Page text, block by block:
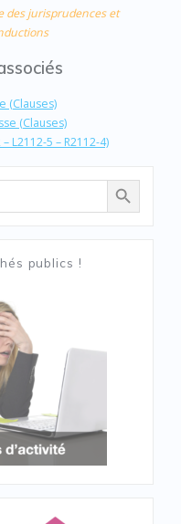
des jurisprudences et
(Clauses)
(Clauses)
L2112-5 – R2112-4)
Search Button
publics !